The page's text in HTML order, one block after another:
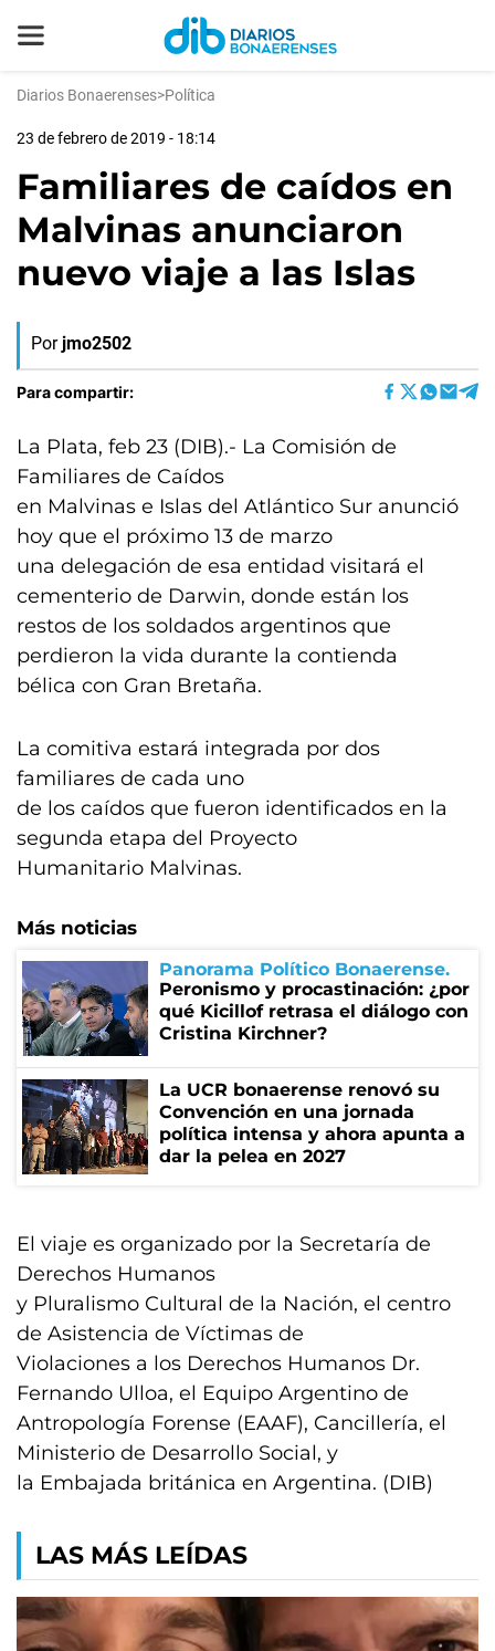
Diarios Bonaerenses>Política
23 de febrero de 2019 - 18:14
Familiares de caídos en
Malvinas anunciaron
nuevo viaje a las Islas
Por jmo2502
Para compartir:
La Plata, feb 23 (DIB).- La Comisión de
Familiares de Caídos
en Malvinas e Islas del Atlántico Sur anunció
hoy que el próximo 13 de marzo
una delegación de esa entidad visitará el
cementerio de Darwin, donde están los
restos de los soldados argentinos que
perdieron la vida durante la contienda
bélica con Gran Bretaña.
La comitiva estará integrada por dos
familiares de cada uno
de los caídos que fueron identificados en la
segunda etapa del Proyecto
Humanitario Malvinas.
Más noticias
Panorama Político Bonaerense
Peronismo y procastinación: ¿por
qué Kicillof retrasa el diálogo con
Cristina Kirchner?
La UCR bonaerense renovó su
Convención en una jornada
política intensa y ahora apunta a
dar la pelea en 2027
El viaje es organizado por la Secretaría de
Derechos Humanos
y Pluralismo Cultural de la Nación, el centro
de Asistencia de Víctimas de
Violaciones a los Derechos Humanos Dr.
Fernando Ulloa, el Equipo Argentino de
Antropología Forense (EAAF), Cancillería, el
Ministerio de Desarrollo Social, y
la Embajada británica en Argentina. (DIB)
LAS MÁS LEÍDAS